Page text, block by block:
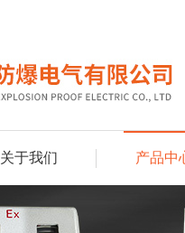
关于我们 产品中